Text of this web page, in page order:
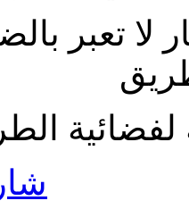
لا تعبر